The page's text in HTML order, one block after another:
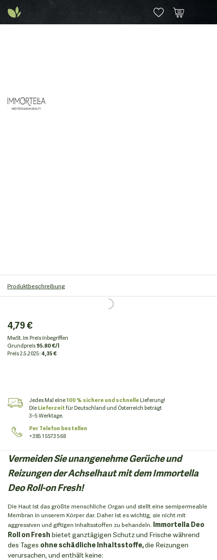
Produktbeschreibung
4,79 €
MwSt. im Preis inbegriffen
Grundpreis95.80 €/l
Preis2.5.2025:4,35 €
Jedes Mal eine100 % sichere und schnelleLieferung!
DieLieferzeitfür Deutschland und Österreich beträgt
3–5 Werktage.
Per Telefon bestellen
+385 1 5573 568
Vermeiden Sie unangenehme Gerüche und
Reizungen der Achselhaut mit dem Immortella
Deo Roll-on Fresh!
Die Haut ist das größte menschliche Organ und stellt eine semipermeable
Membran in unserem Körper dar. Daher ist es wichtig, sie nicht mit
aggressiven und giftigen Inhaltsstoffen zu behandeln. Immortella Deo
Roll on Fresh bietet ganztägigen Schutz und Frische während
des Tages ohne schädliche Inhaltsstoffe,die Reizungen
verursachen, und enthält keine: